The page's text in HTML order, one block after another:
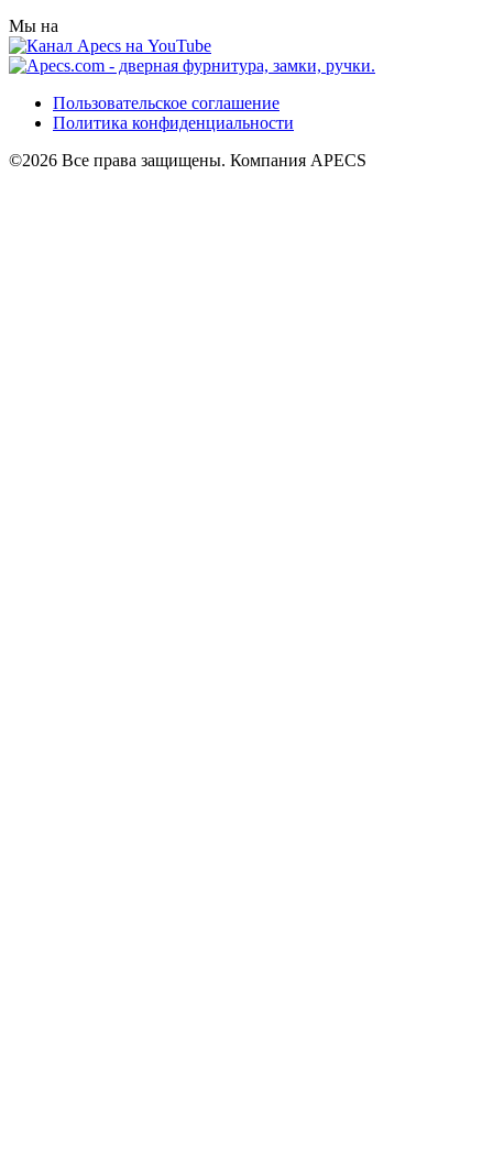
Мы на
Пользовательское соглашение
Политика конфиденциальности
©2026 Все права защищены. Компания APECS